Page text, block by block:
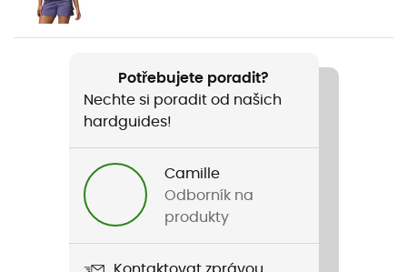
Hmotnost
Název produktu
Peakfreak Roam Sandal
Použité technologie
Omni-Grip®
60 % polyuréthane - 40 % polyester recyclé
Potřebujete poradit?
Nechte si poradit od našich
hardguides!
Camille
Odborník na
produkty